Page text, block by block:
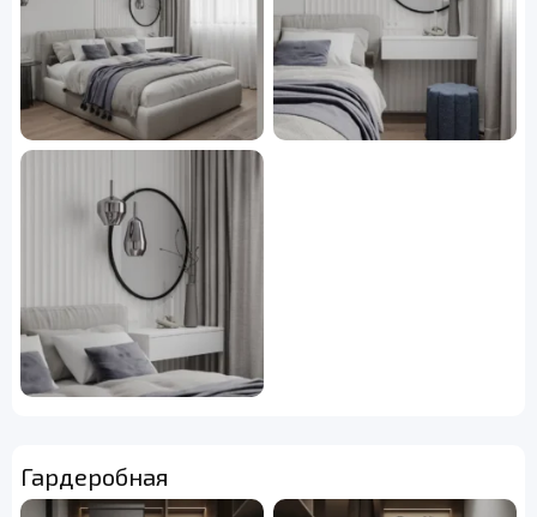
Гардеробная